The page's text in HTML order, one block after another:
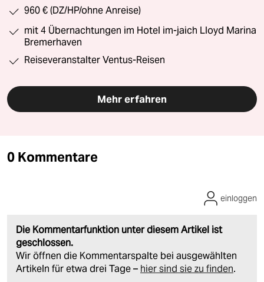
960 € (DZ/HP/ohne Anreise)
mit 4 Übernachtungen im Hotel im-jaich Lloyd Marina
Bremerhaven
Reiseveranstalter Ventus-Reisen
Mehr erfahren
0 Kommentare
Die Kommentarfunktion unter diesem Artikel ist
geschlossen.
Wir öffnen die Kommentarspalte bei ausgewählten
Artikeln für etwa drei Tage – hier sind sie zu finden.
einloggen